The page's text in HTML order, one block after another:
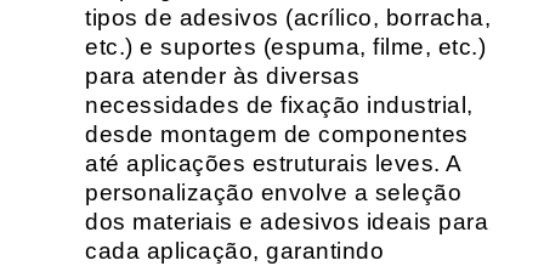
tipos de adesivos (acrílico, borracha,
etc.) e suportes (espuma, filme, etc.)
para atender às diversas
necessidades de fixação industrial,
desde montagem de componentes
até aplicações estruturais leves. A
personalização envolve a seleção
dos materiais e adesivos ideais para
cada aplicação, garantindo